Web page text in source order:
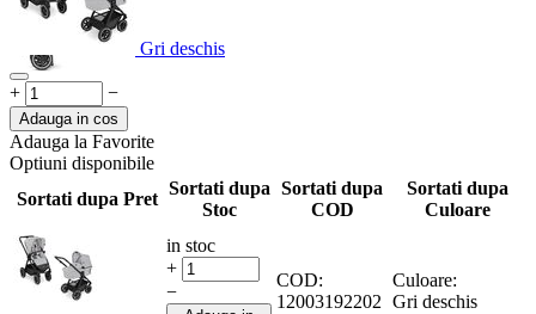
Gri deschis
+ −
Adauga in cos
Adauga la Favorite
Optiuni disponibile
Sortati dupa Pret
Sortati dupa
Stoc
Sortati dupa
COD
Sortati dupa
Culoare
in stoc
+
−
COD:
12003192202
Culoare:
Gri deschis